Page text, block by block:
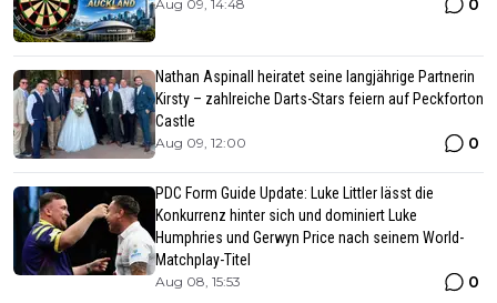
Aug 09, 14:48
Nathan Aspinall heiratet seine langjährige Partnerin
Kirsty – zahlreiche Darts-Stars feiern auf Peckforton
Castle
Aug 09, 12:00 0
PDC Form Guide Update: Luke Littler lässt die
Konkurrenz hinter sich und dominiert Luke
Humphries und Gerwyn Price nach seinem World-
Matchplay-Titel
Aug 08, 15:53 0